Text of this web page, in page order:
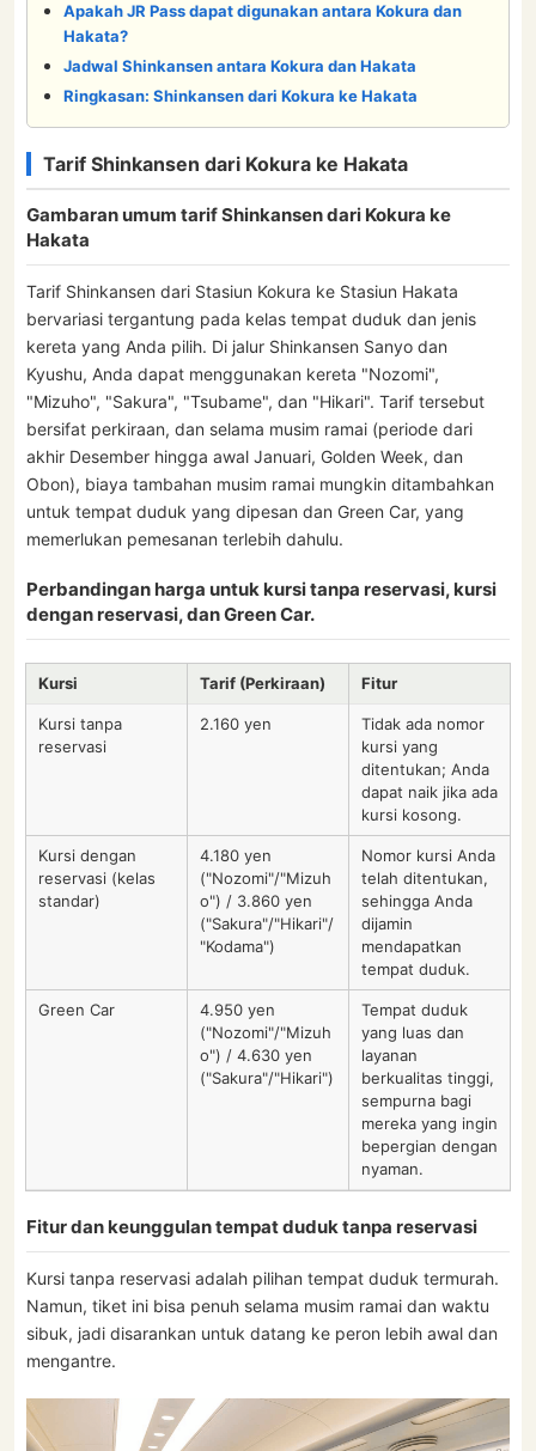
Apakah JR Pass dapat digunakan antara Kokura dan
Hakata?
Jadwal Shinkansen antara Kokura dan Hakata
Ringkasan: Shinkansen dari Kokura ke Hakata
Tarif Shinkansen dari Kokura ke Hakata
Gambaran umum tarif Shinkansen dari Kokura ke
Hakata
Tarif Shinkansen dari Stasiun Kokura ke Stasiun Hakata
bervariasi tergantung pada kelas tempat duduk dan jenis
kereta yang Anda pilih. Di jalur Shinkansen Sanyo dan
Kyushu, Anda dapat menggunakan kereta "Nozomi",
"Mizuho", "Sakura", "Tsubame", dan "Hikari". Tarif tersebut
bersifat perkiraan, dan selama musim ramai (periode dari
akhir Desember hingga awal Januari, Golden Week, dan
Obon), biaya tambahan musim ramai mungkin ditambahkan
untuk tempat duduk yang dipesan dan Green Car, yang
memerlukan pemesanan terlebih dahulu.
Perbandingan harga untuk kursi tanpa reservasi, kursi
dengan reservasi, dan Green Car.
Kursi Tarif (Perkiraan) Fitur
Kursi tanpa
reservasi
2.160 yen
Tidak ada nomor
kursi yang
ditentukan; Anda
dapat naik jika ada
kursi kosong.
Kursi dengan
reservasi (kelas
standar)
4.180 yen
("Nozomi"/"Mizuh
o") / 3.860 yen
("Sakura"/"Hikari"/
"Kodama")
Nomor kursi Anda
telah ditentukan,
sehingga Anda
dijamin
mendapatkan
tempat duduk.
Green Car
4.950 yen
("Nozomi"/"Mizuh
o") / 4.630 yen
("Sakura"/"Hikari")
Tempat duduk
yang luas dan
layanan
berkualitas tinggi,
sempurna bagi
mereka yang ingin
bepergian dengan
nyaman.
Fitur dan keunggulan tempat duduk tanpa reservasi
Kursi tanpa reservasi adalah pilihan tempat duduk termurah.
Namun, tiket ini bisa penuh selama musim ramai dan waktu
sibuk, jadi disarankan untuk datang ke peron lebih awal dan
mengantre.